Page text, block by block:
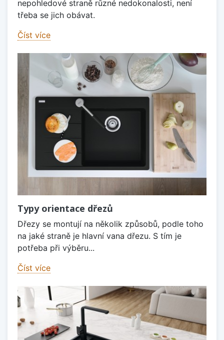
nepohledové straně různé nedokonalosti, není
třeba se jich obávat.
Číst více
Typy orientace dřezů
Dřezy se montují na několik způsobů, podle toho
na jaké straně je hlavní vana dřezu. S tím je
potřeba při výběru...
Číst více